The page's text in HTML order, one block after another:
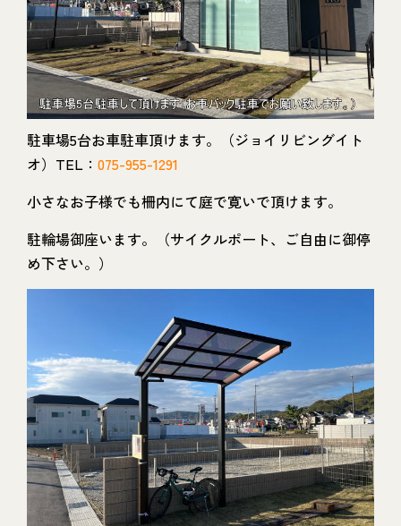
駐車場5台お車駐車頂けます。（ジョイリビングイト
オ）TEL： 075-955-1291
小さなお子様でも柵内にて庭で寛いで頂けます。
駐輪場御座います。（サイクルポート、ご自由に御停
め下さい。）